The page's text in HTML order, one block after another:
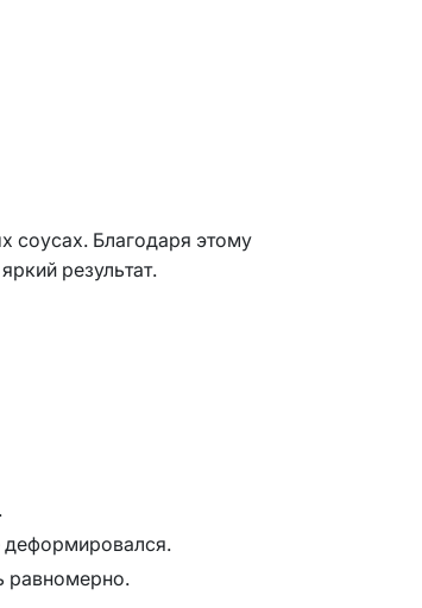
соусах. Благодаря этому
результат.
деформировался.
равномерно.